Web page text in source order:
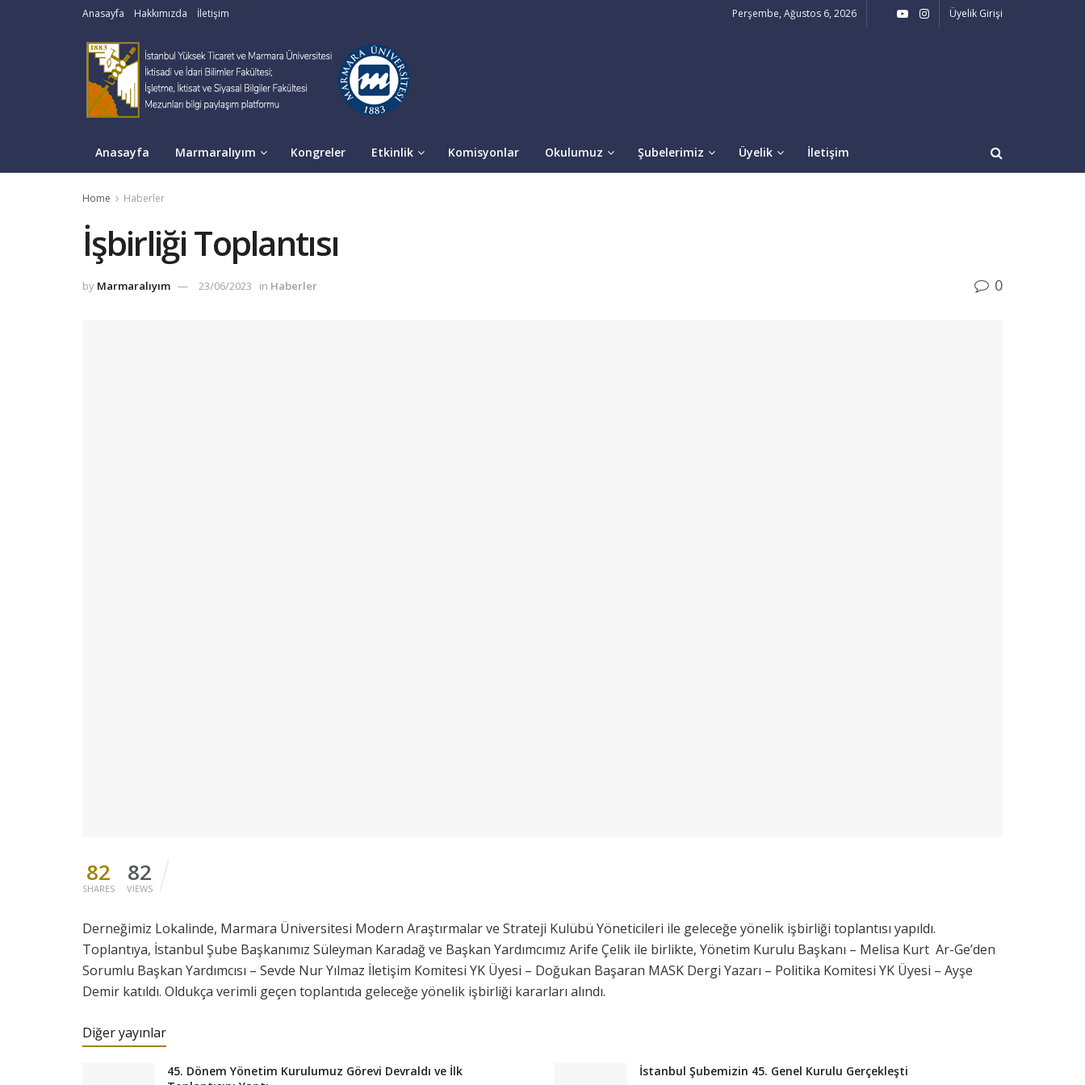
Anasayfa Hakkımızda İletişim Perşembe, Ağustos 6, 2026 Üyelik Girişi
Anasayfa Marmaralıyım Kongreler Etkinlik Komisyonlar Okulumuz Şubelerimiz Üyelik İletişim
Home Haberler
İşbirliği Toplantısı
by Marmaralıyım 23/06/2023 in Haberler 0
82
SHARES
82
VIEWS
Derneğimiz Lokalinde, Marmara Üniversitesi Modern Araştırmalar ve Strateji Kulübü Yöneticileri ile geleceğe yönelik işbirliği toplantısı yapıldı.
Toplantıya, İstanbul Şube Başkanımız Süleyman Karadağ ve Başkan Yardımcımız Arife Çelik ile birlikte, Yönetim Kurulu Başkanı – Melisa Kurt Ar-Ge’den
Sorumlu Başkan Yardımcısı – Sevde Nur Yılmaz İletişim Komitesi YK Üyesi – Doğukan Başaran MASK Dergi Yazarı – Politika Komitesi YK Üyesi – Ayşe
Demir katıldı. Oldukça verimli geçen toplantıda geleceğe yönelik işbirliği kararları alındı.
Diğer yayınlar
45. Dönem Yönetim Kurulumuz Görevi Devraldı ve İlk
İstanbul Şubemizin 45. Genel Kurulu Gerçekleşti